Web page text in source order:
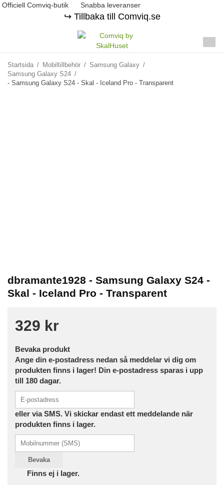
Officiell Comviq-butik Snabba leveranser
↪️ Tillbaka till Comviq.se
Startsida / Mobiltillbehör / Samsung Galaxy /
Samsung Galaxy S24 /
- Samsung Galaxy S24 - Skal - Iceland Pro - Transparent
dbramante1928 - Samsung Galaxy S24 -
Skal - Iceland Pro - Transparent
329 kr
Bevaka produkt
Ange din e-postadress nedan så meddelar vi dig om
produkten finns i lager! Din e-postadress sparas i upp
till 180 dagar.
eller via SMS. Vi skickar endast ett meddelande när
produkten finns i lager.
Bevaka
Finns ej i lager.